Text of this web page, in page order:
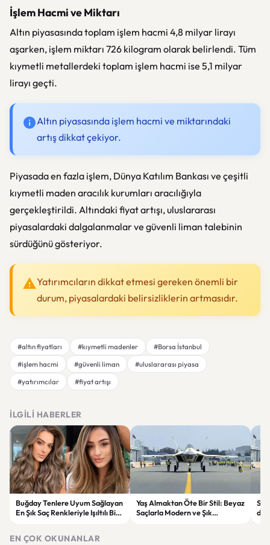
İşlem Hacmi ve Miktarı
Altın piyasasında toplam işlem hacmi 4,8 milyar lirayı
aşarken, işlem miktarı 726 kilogram olarak belirlendi. Tüm
kıymetli metallerdeki toplam işlem hacmi ise 5,1 milyar
lirayı geçti.
Altın piyasasında işlem hacmi ve miktarındaki
artış dikkat çekiyor.
Piyasada en fazla işlem, Dünya Katılım Bankası ve çeşitli
kıymetli maden aracılık kurumları aracılığıyla
gerçekleştirildi. Altındaki fiyat artışı, uluslararası
piyasalardaki dalgalanmalar ve güvenli liman talebinin
sürdüğünü gösteriyor.
Yatırımcıların dikkat etmesi gereken önemli bir
durum, piyasalardaki belirsizliklerin artmasıdır.
#altın fiyatları #kıymetli madenler
#Borsa İstanbul
#işlem hacmi
#güvenli liman
#uluslararası piyasa
#yatırımcılar
#fiyat artışı
İLGILI HABERLER
Buğday Tenlere Uyum Sağlayan
En Şık Saç Renkleriyle Işıltılı Bir
Yaş Almaktan Öte Bir Stil: Beyaz
Saçlarla Modern ve Şık
EN ÇOK OKUNANLAR